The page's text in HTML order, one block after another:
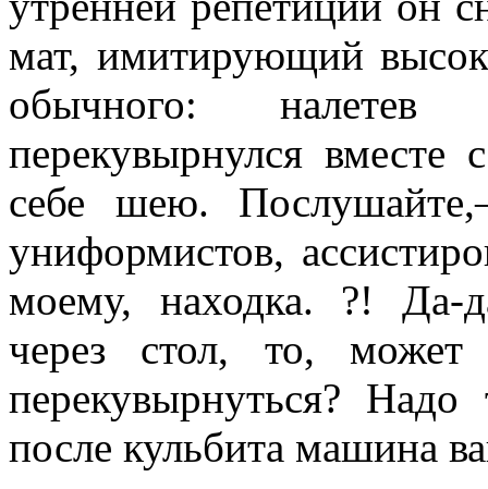
мат, имитирующий
обыч­ного: налетев
перекувырнулся вместе
себе шею.
униформистов,
моему, на­ходка. ?! Да-
через стол, то,
перекувырнуться?
после кульбита машина